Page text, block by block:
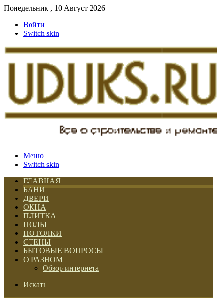
Понедельник , 10 Август 2026
Войти
Switch skin
Меню
Switch skin
ГЛАВНАЯ
БАНИ
ДВЕРИ
ОКНА
ПЛИТКА
ПОЛЫ
ПОТОЛКИ
СТЕНЫ
БЫТОВЫЕ ВОПРОСЫ
О РАЗНОМ
Обзор интернета
Искать